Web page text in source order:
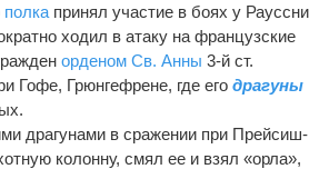
полка принял участие в боях у
ходил в атаку на французские
орденом Св. Анны 3-й ст.
Гофе, Грюнгефрене, где егодрагуны
драгунами в сражении при Прейсиш-
колонну, смял ее и взял «орла»,